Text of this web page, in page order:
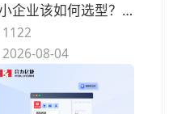
中小企业该如何选型？从“语义理解”深度解析AI电话系统的核心壁垒
1122
2026-08-04